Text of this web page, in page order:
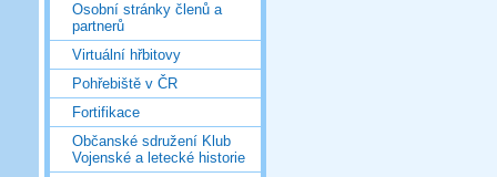
Osobní stránky členů a
partnerů
Virtuální hřbitovy
Pohřebiště v ČR
Fortifikace
Občanské sdružení Klub
Vojenské a letecké historie